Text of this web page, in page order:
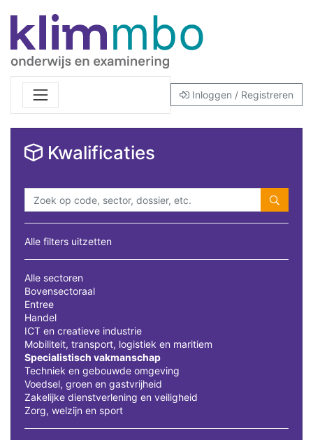
Inloggen / Registreren
Kwalificaties
Alle filters uitzetten
Alle sectoren
Bovensectoraal
Entree
Handel
ICT en creatieve industrie
Mobiliteit, transport, logistiek en maritiem
Specialistisch vakmanschap
Techniek en gebouwde omgeving
Voedsel, groen en gastvrijheid
Zakelijke dienstverlening en veiligheid
Zorg, welzijn en sport